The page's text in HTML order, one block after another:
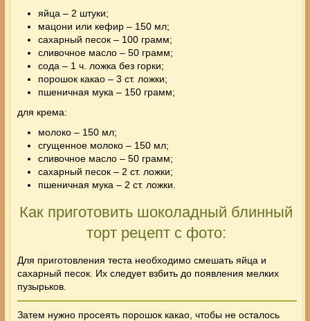
яйца – 2 штуки;
мацони или кефир – 150 мл;
сахарный песок – 100 грамм;
сливочное масло – 50 грамм;
сода – 1 ч. ложка без горки;
порошок какао – 3 ст. ложки;
пшеничная мука – 150 грамм;
для крема:
молоко – 150 мл;
сгущенное молоко – 150 мл;
сливочное масло – 50 грамм;
сахарный песок – 2 ст. ложки;
пшеничная мука – 2 ст. ложки.
Как приготовить шоколадный блинный
торт рецепт с фото:
Для приготовления теста необходимо смешать яйца и
сахарный песок. Их следует взбить до появления мелких
пузырьков.
Затем нужно просеять порошок какао, чтобы не осталось